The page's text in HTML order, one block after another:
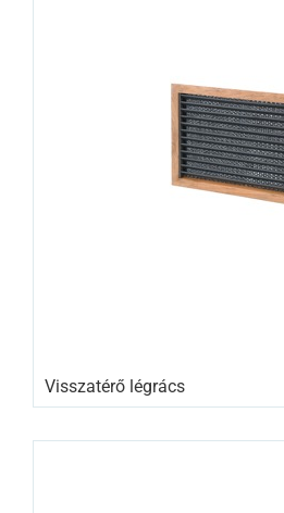
Visszatérő légrács